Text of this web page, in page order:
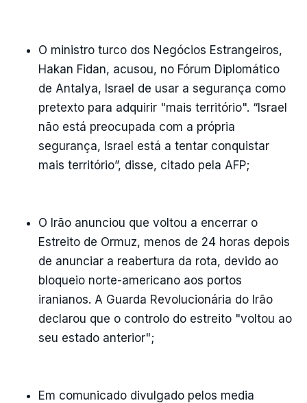
O ministro turco dos Negócios Estrangeiros,
Hakan Fidan, acusou, no Fórum Diplomático
de Antalya, Israel de usar a segurança como
pretexto para adquirir "mais território". “Israel
não está preocupada com a própria
segurança, Israel está a tentar conquistar
mais território”, disse, citado pela AFP;
O Irão anunciou que voltou a encerrar o
Estreito de Ormuz, menos de 24 horas depois
de anunciar a reabertura da rota, devido ao
bloqueio norte-americano aos portos
iranianos. A Guarda Revolucionária do Irão
declarou que o controlo do estreito "voltou ao
seu estado anterior";
Em comunicado divulgado pelos media